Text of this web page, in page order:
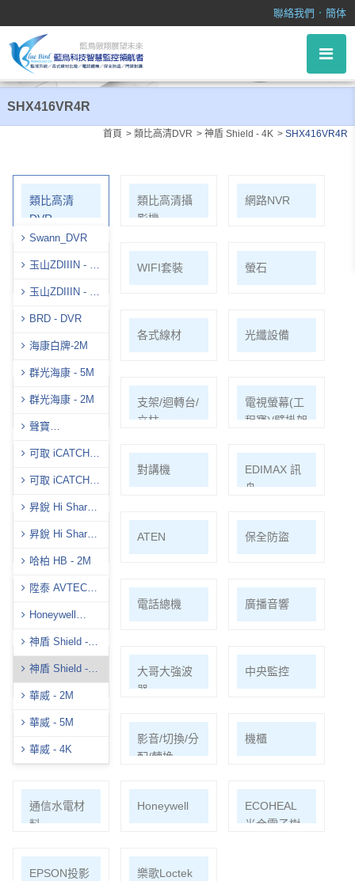
聯絡我們 ． 簡体
SHX416VR4R
首頁 類比高清DVR 神盾 Shield - 4K SHX416VR4R
類比高清
DVR
Swann_DVR
玉山ZDIIIN - 8
玉山ZDIIIN - 5
BRD - DVR
海康白牌-2M
群光海康 - 5M
群光海康 - 2M
聲寶
可取 iCATCH -
可取 iCATCH -
昇銳 Hi Sharp -
昇銳 Hi Sharp-
哈柏 HB - 2M
陞泰 AVTECH -
Honeywell
神盾 Shield -
5M
神盾 Shield -
4K
華威 - 2M
華威 - 5M
華威 - 4K
類比高清攝
影機
網路NVR
網路攝影機 WIFI套裝 螢石
各式線材 光纖設備
耗材/手工具/
接頭/漏電盒
支架/迴轉台/
立柱
電視螢幕(工
程寶)/壁掛架
對講機
EDIMAX 訊
舟
PSTEK 五角 ATEN 保全防盜
電話總機 廣播音響
車道系統
大哥大強波
器
中央監控
影音/切換/分
配/轉換
機櫃
通信水電材
料
Honeywell
ECOHEAL
光合電子樹
EPSON投影
樂歌Loctek